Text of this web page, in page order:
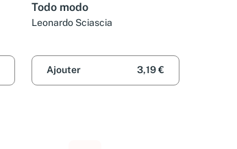
Todo modo
Leonardo Sciascia
Ajouter 3,19 €